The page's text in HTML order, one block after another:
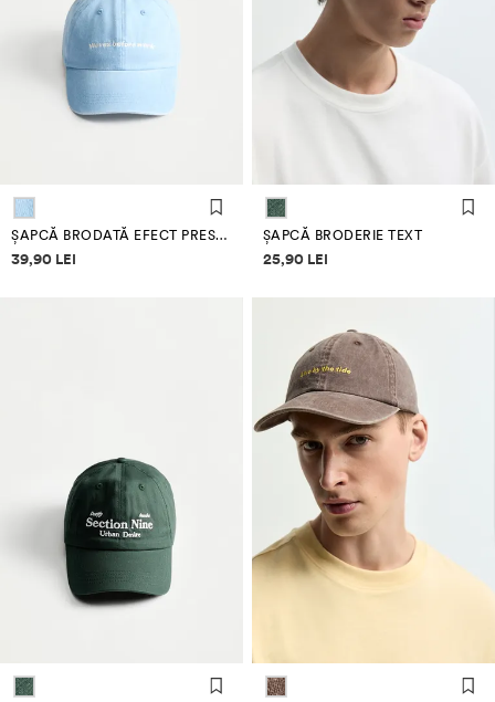
ȘAPCĂ BRODATĂ EFECT PRESPĂLAT
Informații despre prețuri
39,90 LEI
ȘAPCĂ BRODERIE TEXT
Informații despre prețuri
25,90 LEI